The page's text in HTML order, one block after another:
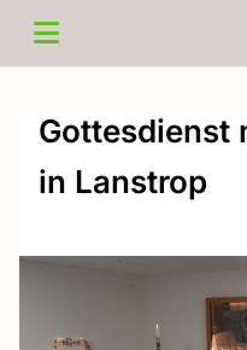
Gottesdienst
in Lanstrop